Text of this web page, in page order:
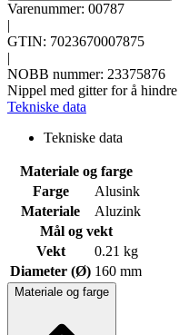
Varenummer: 00787
|
GTIN: 7023670007875
|
NOBB nummer: 23375876
Nippel med gitter for å
Tekniske data
Tekniske data
Materiale og farge
Farge
Alusink
Materiale
Aluzink
Mål og vekt
Vekt
0.21 kg
Diameter (Ø) 160 mm
Materiale og farge